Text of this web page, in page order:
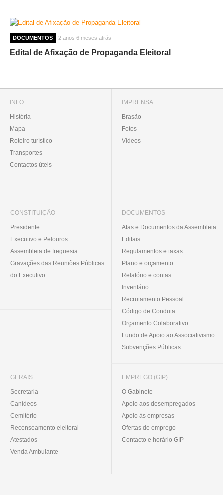
DOCUMENTOS 2 anos 6 meses atrás
Edital de Afixação de Propaganda Eleitoral
INFO
História
Mapa
Roteiro turístico
Transportes
Contactos úteis
IMPRENSA
Brasão
Fotos
Vídeos
CONSTITUIÇÃO
Presidente
Executivo e Pelouros
Assembleia de freguesia
Gravações das Reuniões Públicas
do Executivo
DOCUMENTOS
Atas e Documentos da Assembleia
Editais
Regulamentos e taxas
Plano e orçamento
Relatório e contas
Inventário
Recrutamento Pessoal
Código de Conduta
Orçamento Colaborativo
Fundo de Apoio ao Associativismo
Subvenções Públicas
GERAIS
Secretaria
Canídeos
Cemitério
Recenseamento eleitoral
Atestados
Venda Ambulante
EMPREGO (GIP)
O Gabinete
Apoio aos desempregados
Apoio às empresas
Ofertas de emprego
Contacto e horário GIP